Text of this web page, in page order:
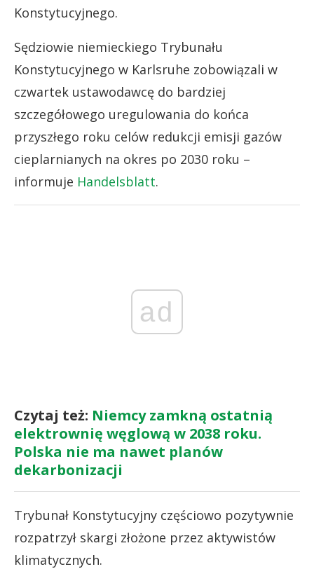
Konstytucyjnego.
Sędziowie niemieckiego Trybunału
Konstytucyjnego w Karlsruhe zobowiązali w
czwartek ustawodawcę do bardziej
szczegółowego uregulowania do końca
przyszłego roku celów redukcji emisji gazów
cieplarnianych na okres po 2030 roku –
informuje Handelsblatt.
ad
Czytaj też: Niemcy zamkną ostatnią
elektrownię węglową w 2038 roku.
Polska nie ma nawet planów
dekarbonizacji
Trybunał Konstytucyjny częściowo pozytywnie
rozpatrzył skargi złożone przez aktywistów
klimatycznych.